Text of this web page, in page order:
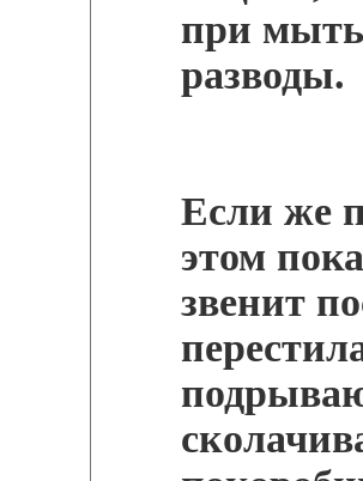
при
разводы.
Если же
этом
звенит